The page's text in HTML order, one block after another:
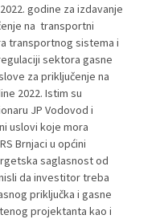
godine za izdavanje
na transportni
transportnog sistema i
sektora gasne
za priključenje na
2022. Istim su
JP Vodovod i
uslovi koje mora
Brnjaci u općini
saglasnost od
da investitor treba
priključka i gasne
projektanta kao i